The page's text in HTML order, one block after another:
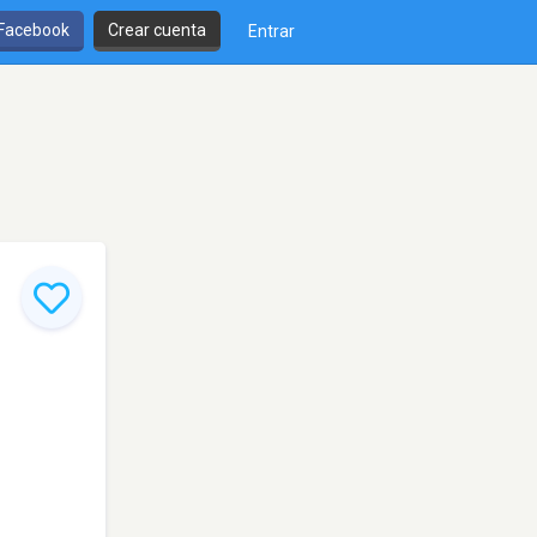
Crear cuenta Entrar